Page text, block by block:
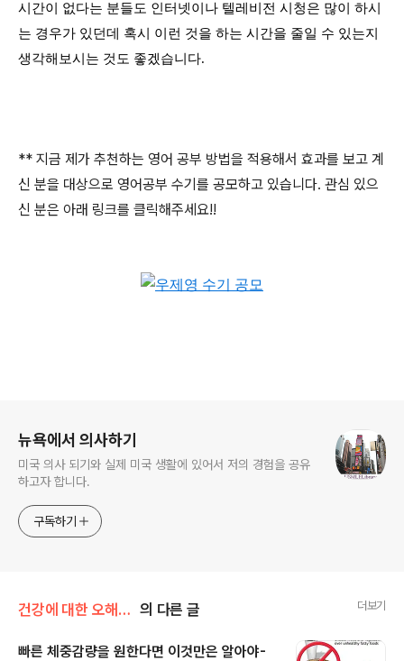
시간이 없다는 분들도 인터넷이나 텔레비전 시청은 많이 하시
는 경우가 있던데 혹시 이런 것을 하는 시간을 줄일 수 있는지
생각해보시는 것도 좋겠습니다.
** 지금 제가 추천하는 영어 공부 방법을 적용해서 효과를 보고 계
신 분을 대상으로 영어공부 수기를 공모하고 있습니다. 관심 있으
신 분은 아래 링크를 클릭해주세요!!
뉴욕에서 의사하기
미국 의사 되기와 실제 미국 생활에 있어서 저의 경험을 공유
하고자 합니다.
구독하기
건강에 대한 오해와 진실 의 다른 글 더보기
빠른 체중감량을 원한다면 이것만은 알아야-